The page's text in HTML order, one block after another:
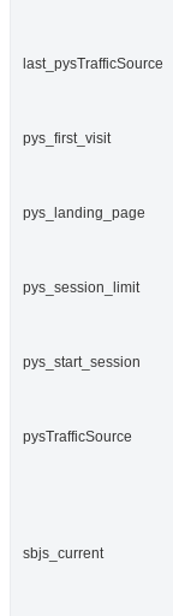
last_pysTrafficSource
pys_first_visit
pys_landing_page
pys_session_limit
pys_start_session
pysTrafficSource
sbjs_current